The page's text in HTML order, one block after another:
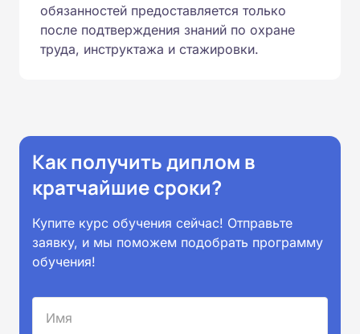
обязанностей предоставляется только
после подтверждения знаний по охране
труда, инструктажа и стажировки.
Как получить диплом в
кратчайшие сроки?
Купите курс обучения сейчас! Отправьте
заявку, и мы поможем подобрать программу
обучения!